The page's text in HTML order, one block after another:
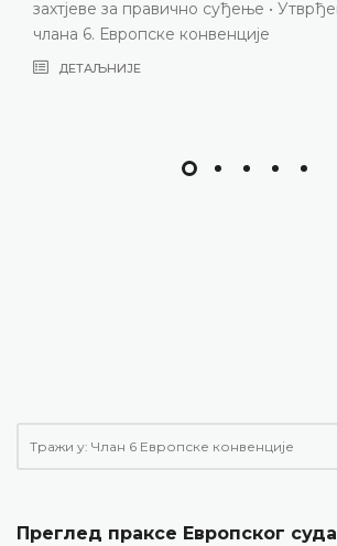
Преглед праксе Европског суда